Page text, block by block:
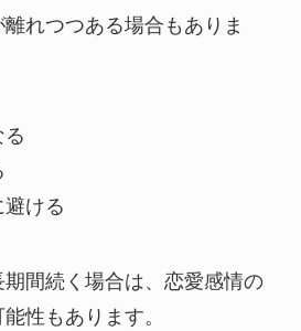
れつつある場合もありま
る
避ける
間続く場合は、恋愛感情の
性もあります。